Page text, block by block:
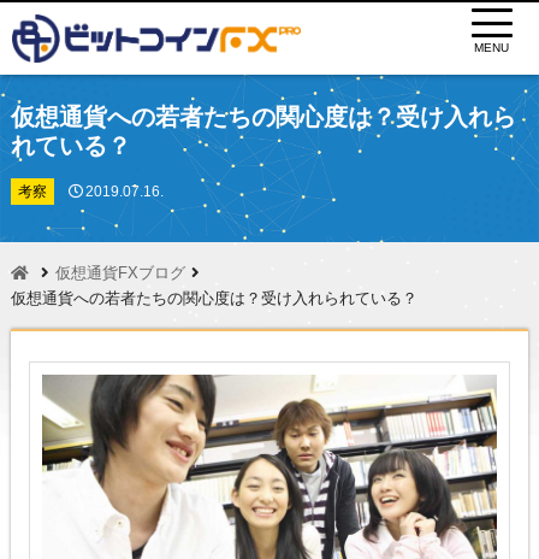
MENU
仮想通貨への若者たちの関心度は？受け入れら
れている？
考察 2019.07.16.
仮想通貨FXブログ
仮想通貨への若者たちの関心度は？受け入れられている？